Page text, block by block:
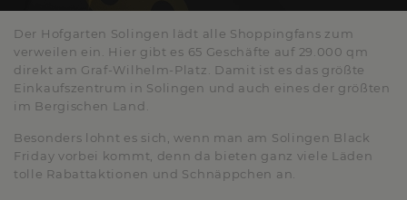
Der Hofgarten Solingen lädt alle Shoppingfans zum
verweilen ein. Hier gibt es 65 Geschäfte auf 29.000 qm
direkt am Graf-Wilhelm-Platz. Damit ist es das größte
Einkaufszentrum in Solingen und auch eines der größten
im Bergischen Land.
Besonders lohnt es sich, wenn man am Solingen Black
Friday vorbei kommt, denn da bieten ganz viele Läden
tolle Rabattaktionen und Schnäppchen an.